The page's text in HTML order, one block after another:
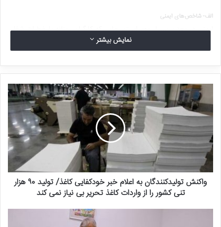
الف- شاخص‌های ایمنی
ایمنی در معدن بسیار مهم است، جایی که کارگران روزانه با خطرات شغلی
زیادی روبرو هستند. ردیابی شاخص‌های ایمنی شرکت‌ها را قادر می‌سازد تا
کنند. برخی از KPIهای ایمنی مهم عبارتند از:
نرخ فرکانس آسیب زمان از دست رفته(LTIFR)
(1) میزان صدمات ناشی
از زمان ازدست‌رفته در هر میلیون ساعت کار. LTIFR کم و رو به کاهش
نشان‌دهنده بهبود ایمنی است.
نرخ فرکانس حوادث ثبت شده کل(TRIFR)
(2) میزان حوادث قابل ثبت
در هر میلیون ساعت کار. صدمات قابل ثبت شامل تلفات، خسارات زمان از
دست رفته، صدمات کار محدود و صدمات درمانی است. TRIFR کم و رو
به کاهش یک علامت مثبت است.
تعداد حوادث:همه حوادث معدن باید اندازه‌گیری شود. هدف از این
شاخص، صفر شدن مرگ و میر ایده آل است. هر گونه مرگ و میر مستلزم
نمایش بیشتر
واکنش تولیدکنندگان به اعلام خبر خودکفایی کاغذ/ تولید ۹۰ هزار
تنی کشور را از واردات کاغذ تحریر بی نیاز نمی کند